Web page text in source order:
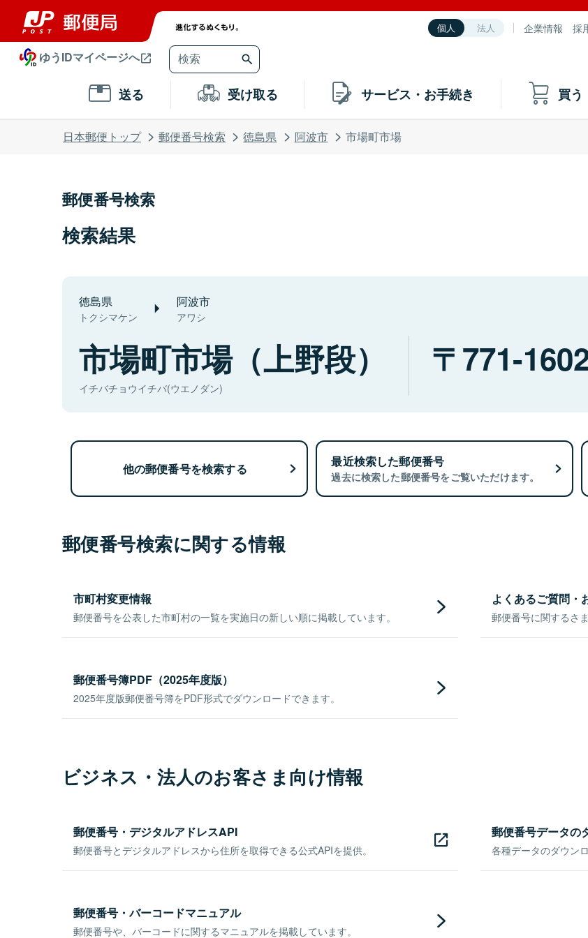
個人 法人 企業情報 採
ゆうIDマイページへ
送る 受け取る サービス・お手続き 買う
日本郵便トップ 郵便番号検索 徳島県 阿波市 市場町市場
郵便番号検索
検索結果
徳島県
トクシマケン
阿波市
アワシ
市場町市場（上野段）
イチバチョウイチバ(ウエノダン)
771-
他の郵便番号を検索する 最近検索した郵便番号
過去に検索した郵便番号をご覧いただけます。
郵便番号検索に関する情報
市町村変更情報
郵便番号を公表した市町村の一覧を実施日の新しい順に掲載しています。
よくあるご質問・
郵便番号に関するさ
郵便番号簿PDF（2025年度版）
2025年度版郵便番号簿をPDF形式でダウンロードできます。
ビジネス・法人のお客さま向け情報
郵便番号・デジタルアドレスAPI
郵便番号とデジタルアドレスから住所を取得できる公式APIを提供。
郵便番号データの
各種データのダウン
郵便番号・バーコードマニュアル
郵便番号や、バーコードに関するマニュアルを掲載しています。